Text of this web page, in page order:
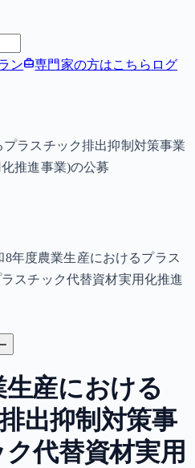
ン 専門家の方はこちら ログ
ラスチック排出抑制対策事業
推進事業)の公募
8年度農業生産におけるプラス
スチック代替資材実用化推進
産における
出抑制対策事
代替資材実用